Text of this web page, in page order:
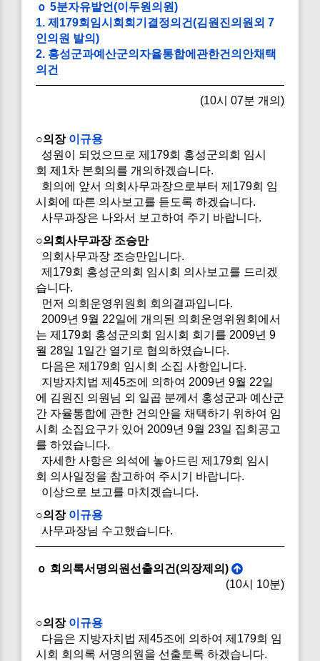
ｏ 5분자유발언(이두원의원)
1. 제179회임시회회기결정의건(김원진의원외 7
인의원 발의)
2. 홍성군과예산군의자율통합에관한건의안채택
의건
(10시 07분 개의)
○의장 이규용
성원이 되었으므로 제179회 홍성군의회 임시
회 제1차 본회의를 개의하겠습니다.
회의에 앞서 의회사무과장으로부터 제179회 임
시회에 따른 의사보고를 듣도록 하겠습니다.
사무과장은 나와서 보고하여 주기 바랍니다.
○의회사무과장 조승만
의회사무과장 조승만입니다.
제179회 홍성군의회 임시회 의사보고를 드리겠
습니다.
먼저 의회운영위원회 회의결과입니다.
2009년 9월 22일에 개의된 의회운영위원회에서
는 제179회 홍성군의회 임시회 회기를 2009년 9
월 28일 1일간 열기로 협의하였습니다.
다음은 제179회 임시회 소집 사항입니다.
지방자치법 제45조에 의하여 2009년 9월 22일
에 김원진 의원님 외 일곱 분께서 홍성군과 예산군
간 자율통합에 관한 건의안을 채택하기 위하여 임
시회 소집요구가 있어 2009년 9월 23일 집회공고
를 하였습니다.
자세한 사항은 의석에 놓아드린 제179회 임시
회 의사일정을 참고하여 주시기 바랍니다.
이상으로 보고를 마치겠습니다.
○의장 이규용
사무과장님 수고했습니다.
ｏ 회의록서명의원선출의건(의장제의)
(10시 10분)
○의장 이규용
다음은 지방자치법 제45조에 의하여 제179회 임
시회 회의록 서명의원을 선출토록 하겠습니다.